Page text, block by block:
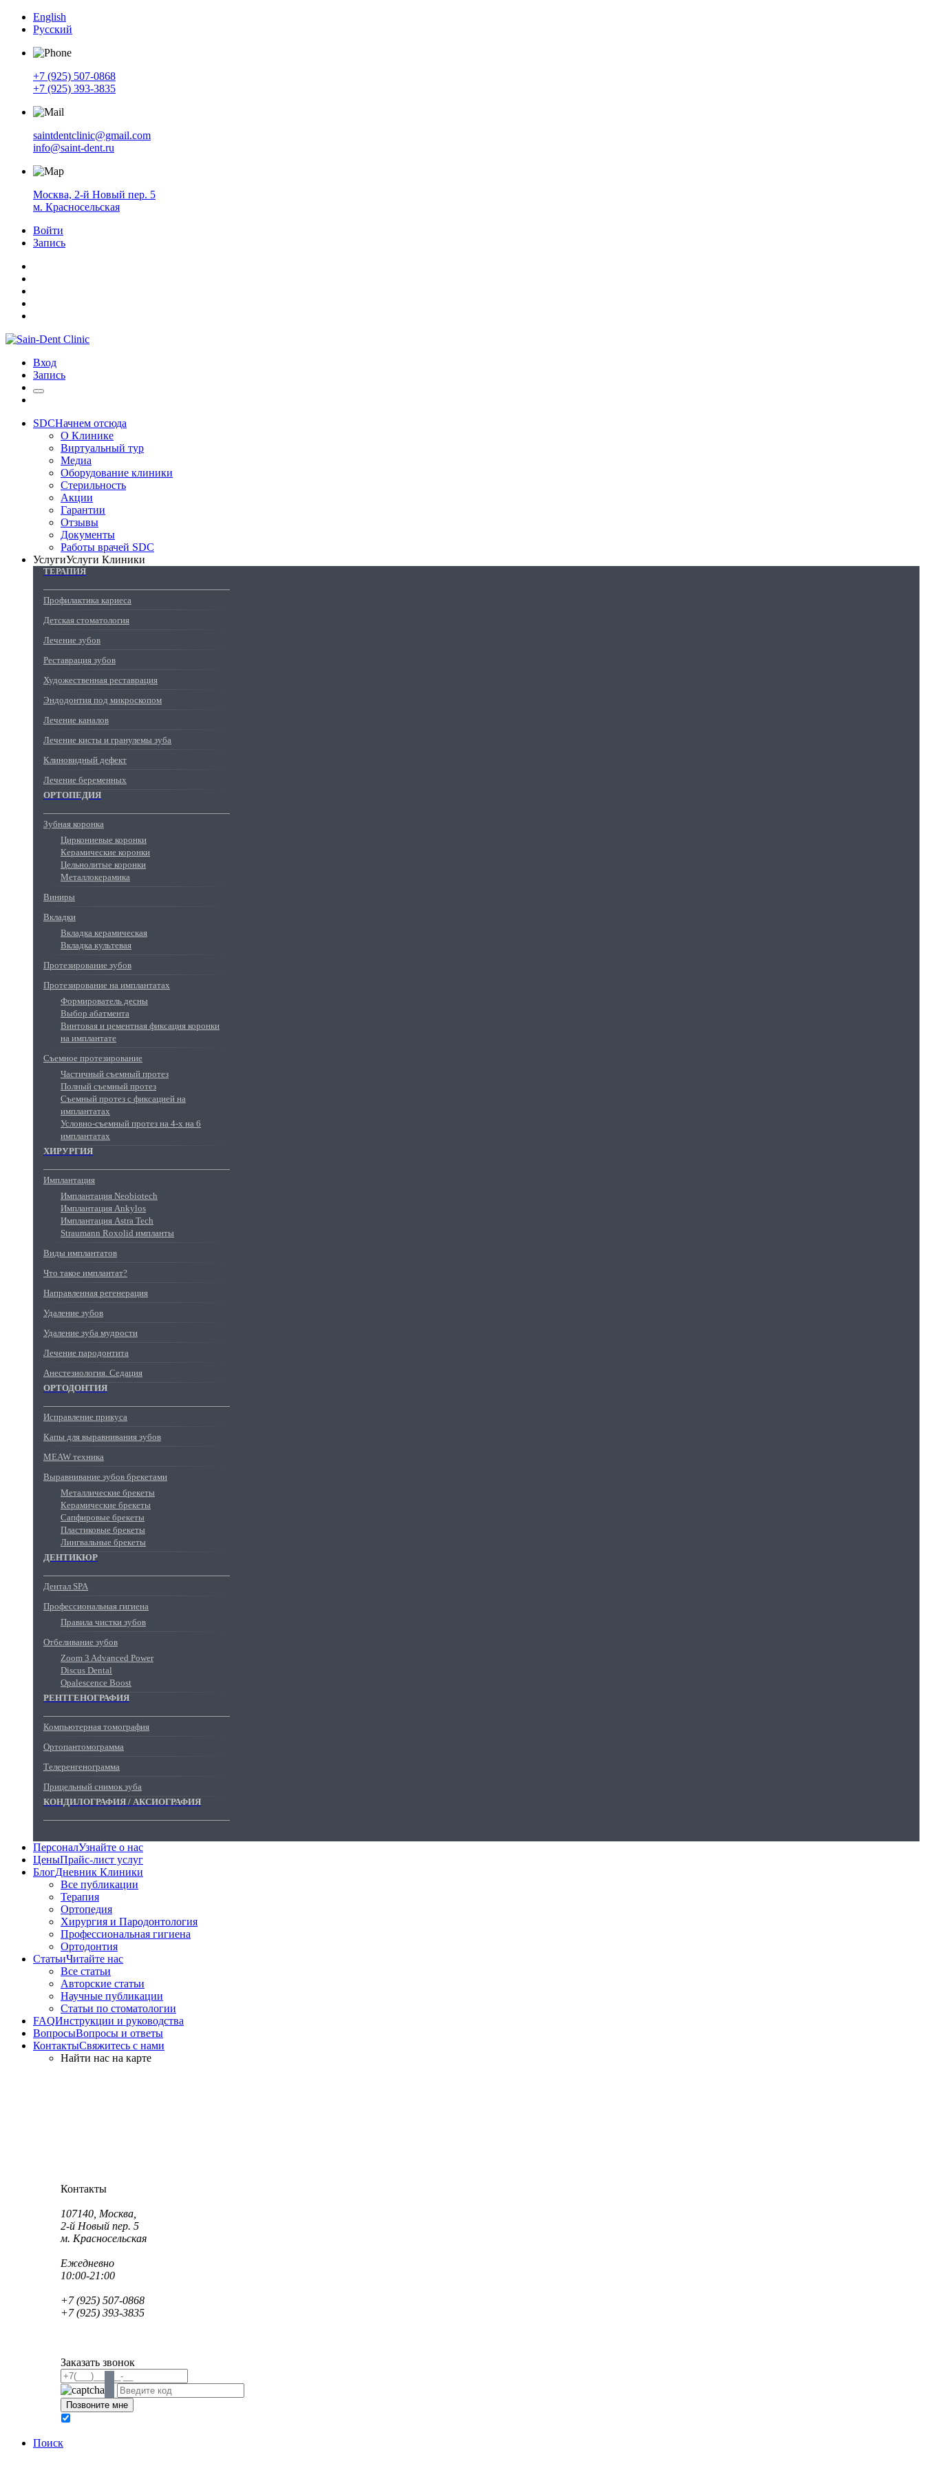
English
Русский
+7 (925) 507-0868
+7 (925) 393-3835
saintdentclinic@gmail.com
info@saint-dent.ru
Москва, 2-й Новый пер. 5
м. Красносельская
Войти
Запись
Вход
Запись
SDCНачнем отсюда
О Клинике
Виртуальный тур
Медиа
Оборудование клиники
Стерильность
Акции
Гарантии
Отзывы
Документы
Работы врачей SDC
УслугиУслуги Клиники
ТЕРАПИЯ
Профилактика кариеса
Детская стоматология
Лечение зубов
Реставрация зубов
Художественная реставрация
Эндодонтия под микроскопом
Лечение каналов
Лечение кисты и гранулемы зуба
Клиновидный дефект
Лечение беременных
ОРТОПЕДИЯ
Зубная коронка
Циркониевые коронки
Керамические коронки
Цельнолитые коронки
Металлокерамика
Виниры
Вкладки
Вкладка керамическая
Вкладка культевая
Протезирование зубов
Протезирование на имплантатах
Формирователь десны
Выбор абатмента
Винтовая и цементная фиксация коронки
на имплантате
Съемное протезирование
Частичный съемный протез
Полный съемный протез
Съемный протез с фиксацией на
имплантатах
Условно-съемный протез на 4-х на 6
имплантатах
ХИРУРГИЯ
Имплантация
Имплантация Neobiotech
Имплантация Ankylos
Имплантация Astra Tech
Straumann Roxolid импланты
Виды имплантатов
Что такое имплантат?
Направленная регенерация
Удаление зубов
Удаление зуба мудрости
Лечение пародонтита
Анестезиология. Седация
ОРТОДОНТИЯ
Исправление прикуса
Капы для выравнивания зубов
MEAW техника
Выравнивание зубов брекетами
Металлические брекеты
Керамические брекеты
Сапфировые брекеты
Пластиковые брекеты
Лингвальные брекеты
ДЕНТИКЮР
Дентал SPA
Профессиональная гигиена
Правила чистки зубов
Отбеливание зубов
Zoom 3 Advanced Power
Discus Dental
Opalescence Boost
РЕНТГЕНОГРАФИЯ
Компьютерная томография
Ортопантомограмма
Телеренгенограмма
Прицельный снимок зуба
КОНДИЛОГРАФИЯ / АКСИОГРАФИЯ
ПерсоналУзнайте о нас
ЦеныПрайс-лист услуг
БлогДневник Клиники
Все публикации
Терапия
Ортопедия
Хирургия и Пародонтология
Профессиональная гигиена
Ортодонтия
СтатьиЧитайте нас
Все статьи
Авторские статьи
Научные публикации
Статьи по стоматологии
FAQИнструкции и руководства
ВопросыВопросы и ответы
КонтактыСвяжитесь с нами
Найти нас на карте
Контакты
107140, Москва,
2-й Новый пер. 5
м. Красносельская
Ежедневно
10:00-21:00
+7 (925) 507-0868
+7 (925) 393-3835
Заказать звонок
Поиск